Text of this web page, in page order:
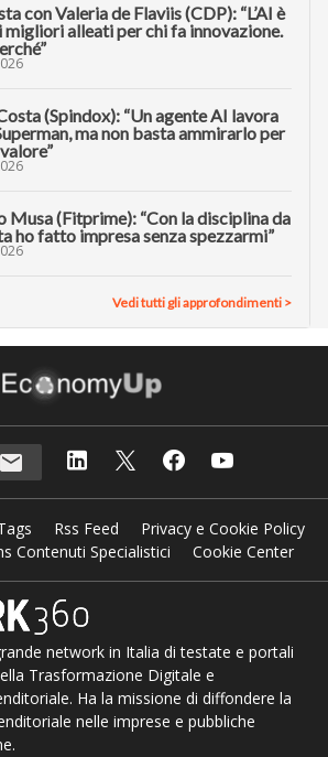
con Valeria de Flaviis (CDP): “L’AI è
migliori alleati per chi fa innovazione.
(Spindox): “Un agente AI lavora
ma non basta ammirarlo per
Musa (Fitprime): “Con la disciplina da
ho fatto impresa senza spezzarmi”
Vedi tutti gli approfondimenti >
Rss Feed
Privacy e Cookie Policy
Contenuti Specialistici
Cookie Center
network in Italia di testate e portali
Trasformazione Digitale e
Ha la missione di diffondere la
nelle imprese e pubbliche